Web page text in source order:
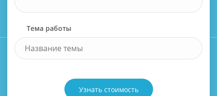
Тема работы
Узнать стоимость